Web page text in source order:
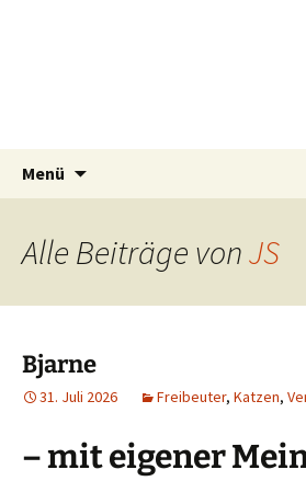
Tier Natur und
Siebengebirge e.V.
Tierschutzverein seit 1985
Orscheider Tierschutzhof
Menü
Alle Beiträge vonJS
Bjarne
31. Juli 2026 Freibeuter, Katzen,
– mit eigener